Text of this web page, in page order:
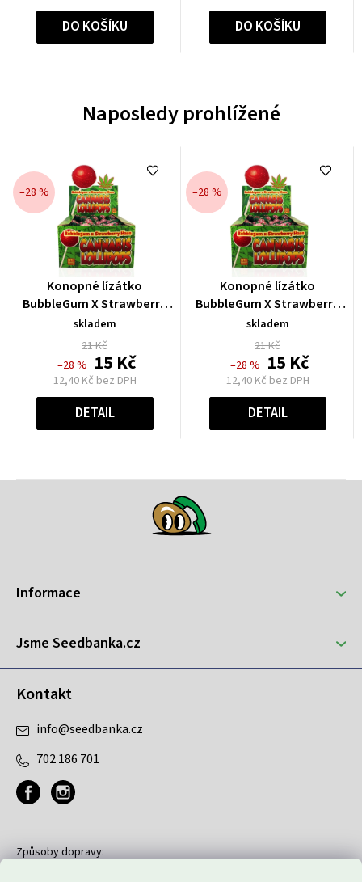
DO KOŠÍKU DO KOŠÍKU
Naposledy prohlížené
–28 %
Průměrné
hodnocení
produktu
je
0,0
z
hvězdiček.
Konopné lízátko
BubbleGum X Strawberry
17g
skladem
21 Kč
–28 % 15 Kč
12,40 Kč bez DPH
Měrná
cena:
DETAIL
–28 %
Průměrné
hodnocení
produktu
je
0,0
z
hvězdiček.
Konopné lízátko
BubbleGum X Strawberry
17g
skladem
21 Kč
–28 % 15 Kč
12,40 Kč bez DPH
Měrná
cena:
DETAIL
a
í
Informace
Jsme Seedbanka.cz
Kontakt
info@seedbanka.cz
702 186 701
Způsoby dopravy: